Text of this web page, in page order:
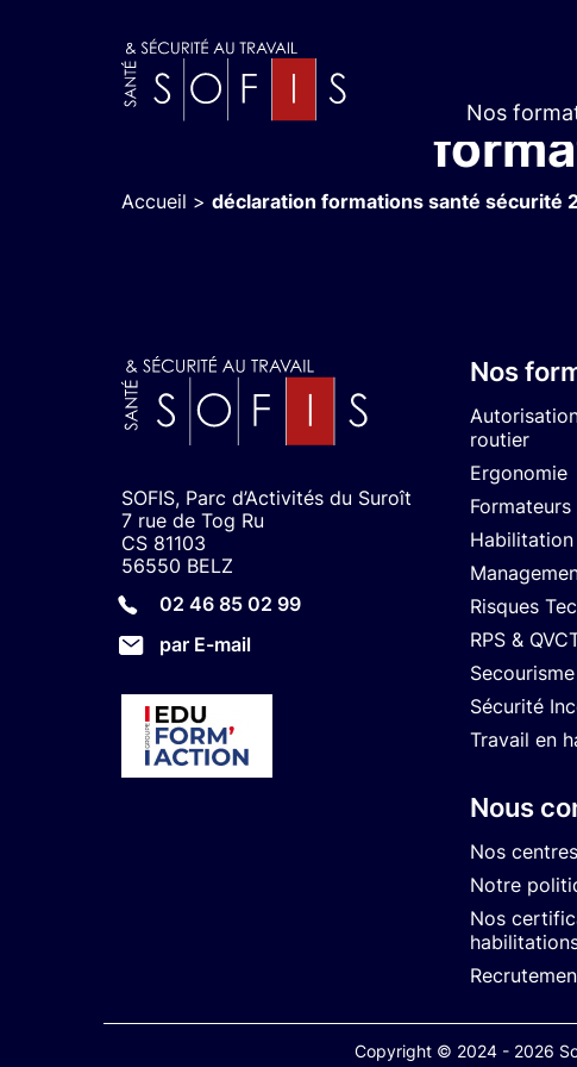
Nos
Passeport
Accueil > déclaration formations santé sécurité
SOFIS, Parc d’Activités du Suroît
7 rue de Tog Ru
CS 81103
56550 BELZ
02 46 85 02 99
par E-mail
Nos
routier
Ergonomie
Risques
RPS &
Secourisme
Sécurité
Travail en
Nous
Nos
Notre
Nos
Copyright © 2024 - 2026